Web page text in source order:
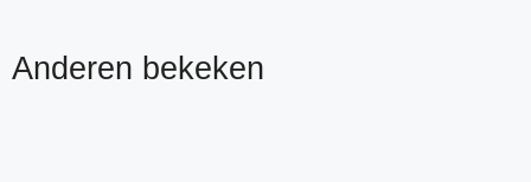
Anderen bekeken